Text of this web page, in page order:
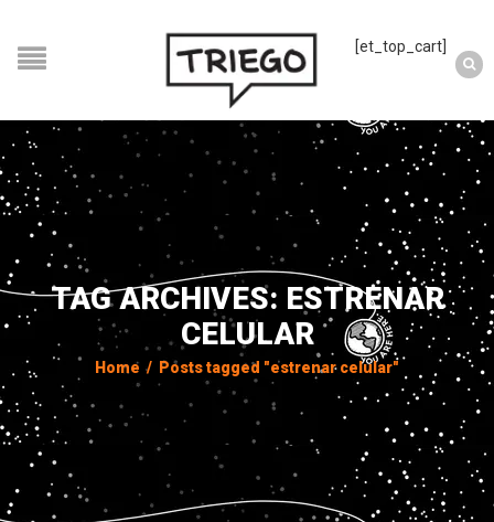
[et_top_cart]
TAG ARCHIVES: ESTRENAR
CELULAR
Home / Posts tagged "estrenar celular"